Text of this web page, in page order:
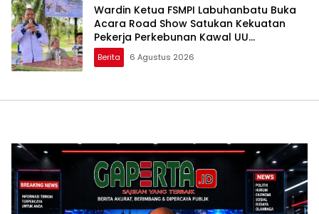
Wardin Ketua FSMPI Labuhanbatu Buka
Acara Road Show Satukan Kekuatan
Pekerja Perkebunan Kawal UU
Ketenagakerjaan Baru
Berita 6 Agustus 2026